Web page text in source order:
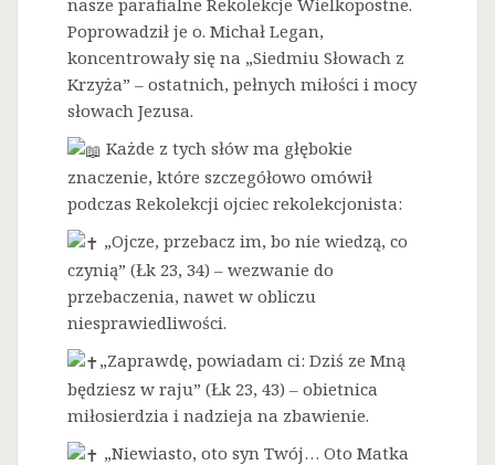
nasze parafialne Rekolekcje Wielkopostne.
Poprowadził je o. Michał Legan,
koncentrowały się na „Siedmiu Słowach z
Krzyża” – ostatnich, pełnych miłości i mocy
słowach Jezusa.
Każde z tych słów ma głębokie
znaczenie, które szczegółowo omówił
podczas Rekolekcji ojciec rekolekcjonista:
„Ojcze, przebacz im, bo nie wiedzą, co
czynią” (Łk 23, 34) – wezwanie do
przebaczenia, nawet w obliczu
niesprawiedliwości.
„Zaprawdę, powiadam ci: Dziś ze Mną
będziesz w raju” (Łk 23, 43) – obietnica
miłosierdzia i nadzieja na zbawienie.
„Niewiasto, oto syn Twój… Oto Matka